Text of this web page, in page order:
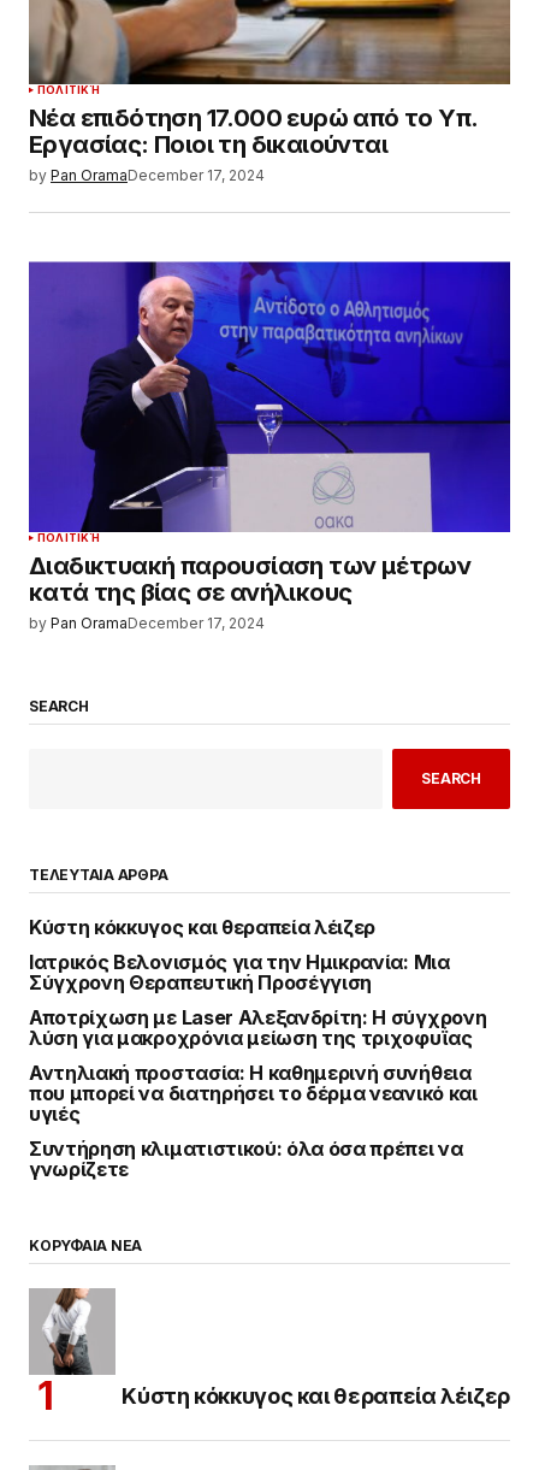
ΠΟΛΙΤΙΚΉ
Νέα επιδότηση 17.000 ευρώ από το Υπ.
Εργασίας: Ποιοι τη δικαιούνται
by Pan OramaDecember 17, 2024
ΠΟΛΙΤΙΚΉ
Διαδικτυακή παρουσίαση των μέτρων
κατά της βίας σε ανήλικους
by Pan OramaDecember 17, 2024
SEARCH
SEARCH
ΤΕΛΕΥΤΑΙΑ ΑΡΘΡΑ
Κύστη κόκκυγος και θεραπεία λέιζερ
Ιατρικός Βελονισμός για την Ημικρανία: Μια
Σύγχρονη Θεραπευτική Προσέγγιση
Αποτρίχωση με Laser Αλεξανδρίτη: Η σύγχρονη
λύση για μακροχρόνια μείωση της τριχοφυΐας
Αντηλιακή προστασία: Η καθημερινή συνήθεια
που μπορεί να διατηρήσει το δέρμα νεανικό και
υγιές
Συντήρηση κλιματιστικού: όλα όσα πρέπει να
γνωρίζετε
ΚΟΡΥΦΑΙΑ ΝΕΑ
Κύστη κόκκυγος και θεραπεία λέιζερ